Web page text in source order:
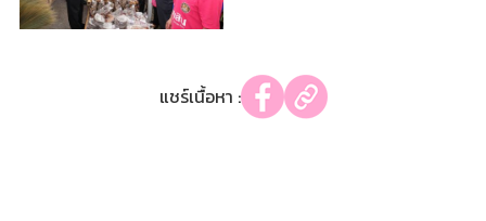
แชร์เนื้อหา :